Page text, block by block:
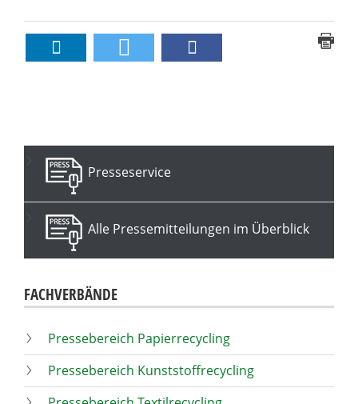
Presseservice
Alle Pressemitteilungen im Überblick
FACHVERBÄNDE
Pressebereich Papierrecycling
Pressebereich Kunststoffrecycling